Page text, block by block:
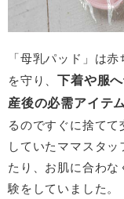
「母乳パッド」は
を守り、下着や服
産後の必需アイテム
るのですぐに捨て
していたママスタ
たり、お肌に合わ
験をしていました。